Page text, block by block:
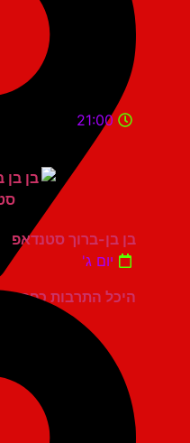
היכל התרבות כפר סבא
21:00
בן בן-ברוך סטנדאפ
יום ג'